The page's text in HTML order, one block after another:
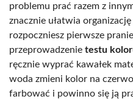
problemu prać razem z
znacznie ułatwia
rozpoczniesz pierwsze
przeprowadzenie testu
ręcznie wyprać kawałek
woda zmieni kolor na
farbować i powinno się ją